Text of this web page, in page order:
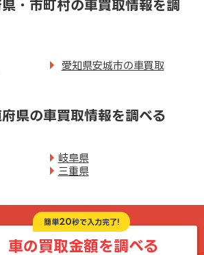
・市町村の車買取情報を調
愛知県安城市の車買取
県の車買取情報を調べる
岐阜県
三重県
簡単20秒で入力完了!
車の買取金額を調べる